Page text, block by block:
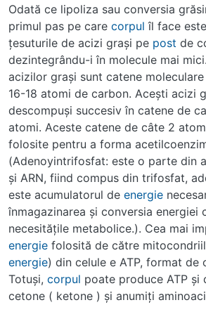
Odată ce lipoliza sau conversia
primul pas pe care corpul îl face
ţesuturile de acizi graşi pe post de
dezintegrându-i în molecule mai
acizilor graşi sunt catene
16-18 atomi de carbon. Aceşti acizi
descompuşi succesiv în catene de
atomi. Aceste catene de câte 2
folosite pentru a forma
(Adenoyintrifosfat: este o parte din
şi ARN, fiind compus din trifosfat,
este acumulatorul de energie
înmagazinarea şi conversia energiei
necesităţile metabolice.). Cea mai
energie folosită de către
energie) din celule e ATP, format de
Totuşi, corpul poate produce ATP şi
cetone ( ketone ) şi anumiţi